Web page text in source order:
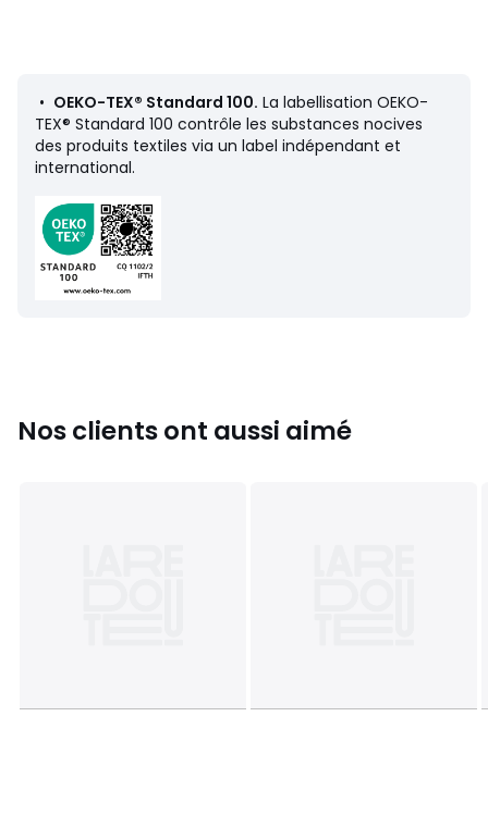
Fiche produit relative aux qualités et caractéristiques
environnementales
Inde
Couleurs Ecru, Anthracite, Vert Sauge, Beige, Céladon
Tailles 150x150 cm, 140x200 cm, 180x230 cm, 230x250
cm, 250x350cm
• OEKO-TEX® Standard 100. La labellisation OEKO-
TEX® Standard 100 contrôle les substances nocives
des produits textiles via un label indépendant et
international.
Nos clients ont aussi aimé